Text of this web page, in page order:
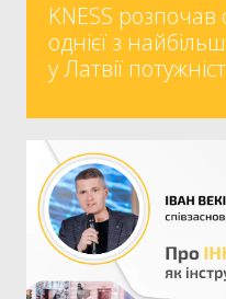
KNESS
однієї з
у Латвії